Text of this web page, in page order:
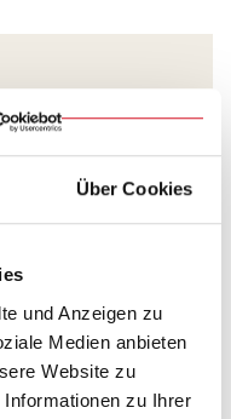
Über Cookies
und Anzeigen zu
Medien anbieten
Website zu
zu Ihrer